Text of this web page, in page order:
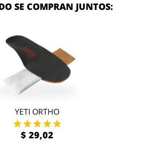
SE COMPRAN JUNTOS:
YETI ORTHO
$ 29,02